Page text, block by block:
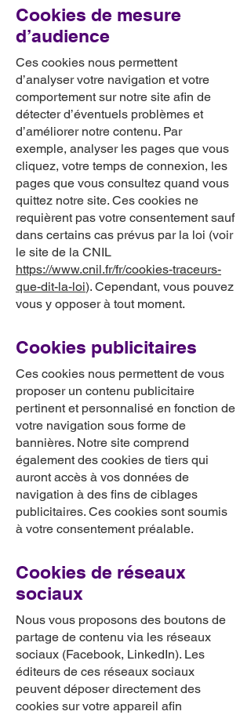
Cookies de mesure
d’audience
Ces cookies nous permettent
d’analyser votre navigation et votre
comportement sur notre site afin de
détecter d’éventuels problèmes et
d’améliorer notre contenu. Par
exemple, analyser les pages que vous
cliquez, votre temps de connexion, les
pages que vous consultez quand vous
quittez notre site. Ces cookies ne
requièrent pas votre consentement sauf
dans certains cas prévus par la loi (voir
le site de la CNIL
https://www.cnil.fr/fr/cookies-traceurs-
que-dit-la-loi). Cependant, vous pouvez
vous y opposer à tout moment.
Cookies publicitaires
Ces cookies nous permettent de vous
proposer un contenu publicitaire
pertinent et personnalisé en fonction de
votre navigation sous forme de
bannières. Notre site comprend
également des cookies de tiers qui
auront accès à vos données de
navigation à des fins de ciblages
publicitaires. Ces cookies sont soumis
à votre consentement préalable.
Cookies de réseaux
sociaux
Nous vous proposons des boutons de
partage de contenu via les réseaux
sociaux (Facebook, LinkedIn). Les
éditeurs de ces réseaux sociaux
peuvent déposer directement des
cookies sur votre appareil afin